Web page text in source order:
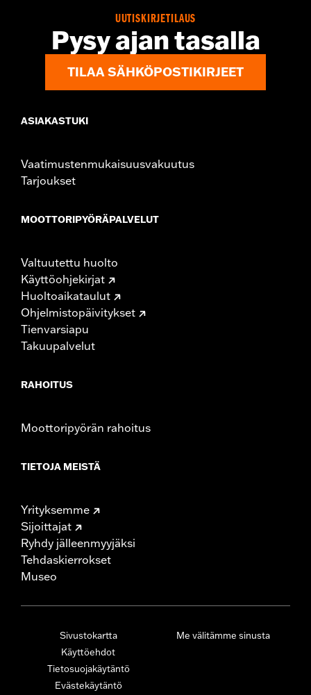
In the Box:Derby Cover and installation instructions
WARRANTY:,,,,,,,,,,,,,,,,,,,,,,,,,,,,,,,,,,,,,,,,,,,,,,,,,,,,,,,,,,,,,,,,,,,,
Removing and installing engine covers may require
purchase of new gaskets. See dealer for information.
UUTISKIRJETILAUS
Pysy ajan tasalla
TILAA SÄHKÖPOSTIKIRJEET
ASIAKASTUKI
Vaatimustenmukaisuusvakuutus
Tarjoukset
MOOTTORIPYÖRÄPALVELUT
Valtuutettu huolto
Käyttöohjekirjat
Huoltoaikataulut
Ohjelmistopäivitykset
Tienvarsiapu
Takuupalvelut
RAHOITUS
Moottoripyörän rahoitus
TIETOJA MEISTÄ
Yrityksemme
Sijoittajat
Ryhdy jälleenmyyjäksi
Tehdaskierrokset
Museo
Sivustokartta
Käyttöehdot
Tietosuojakäytäntö
Evästekäytäntö
Me välitämme sinusta